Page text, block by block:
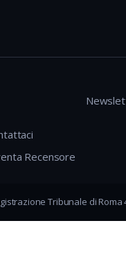
Recensore
Tribunale di